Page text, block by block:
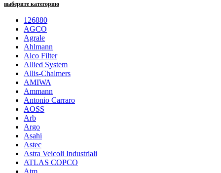
выберите категорию
126880
AGCO
Agrale
Ahlmann
Alco Filter
Allied System
Allis-Chalmers
AMIWA
Ammann
Antonio Carraro
AOSS
Arb
Argo
Asahi
Astec
Astra Veicoli Industriali
ATLAS COPCO
Atm